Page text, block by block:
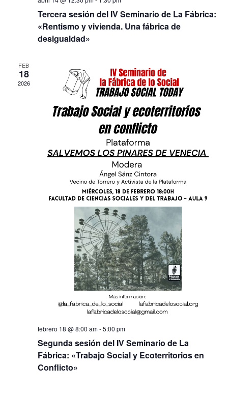
Tercera sesión del IV Seminario de La Fábrica:
«Rentismo y vivienda. Una fábrica de
desigualdad»
FEB
18
2026
febrero 18 @ 8:00 am-5:00 pm
Segunda sesión del IV Seminario de La
Fábrica: «Trabajo Social y Ecoterritorios en
Conflicto»